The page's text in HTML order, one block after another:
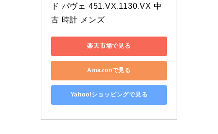
ド パヴェ 451.VX.1130.VX 中
古 時計 メンズ
楽天市場で見る
Amazonで見る
Yahoo!ショッピングで見る